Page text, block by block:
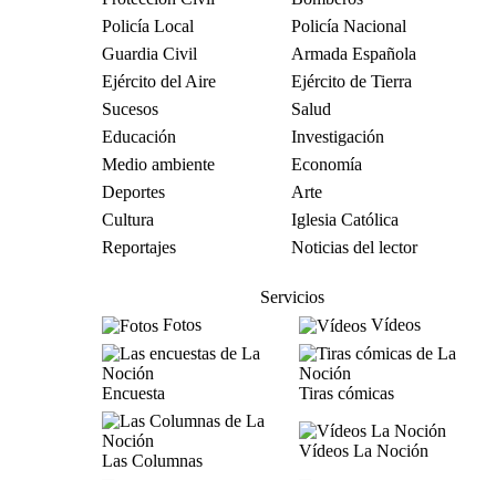
Policía Local
Policía Nacional
Guardia Civil
Armada Española
Ejército del Aire
Ejército de Tierra
Sucesos
Salud
Educación
Investigación
Medio ambiente
Economía
Deportes
Arte
Cultura
Iglesia Católica
Reportajes
Noticias del lector
Servicios
Fotos
Vídeos
Encuesta Tiras cómicas
Las Columnas
Vídeos La Noción